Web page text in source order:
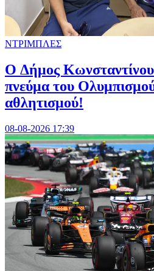
ΝΤΡΙΜΠΛΕΣ
O Δήμος
πνεύμα του
αθλητισμού!
08-08-2026 17:39